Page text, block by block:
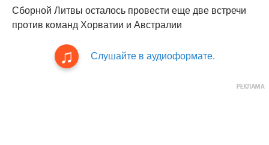
Сборной Литвы осталось провести еще две встречи
против команд Хорватии и Австралии
Слушайте в аудиоформате.